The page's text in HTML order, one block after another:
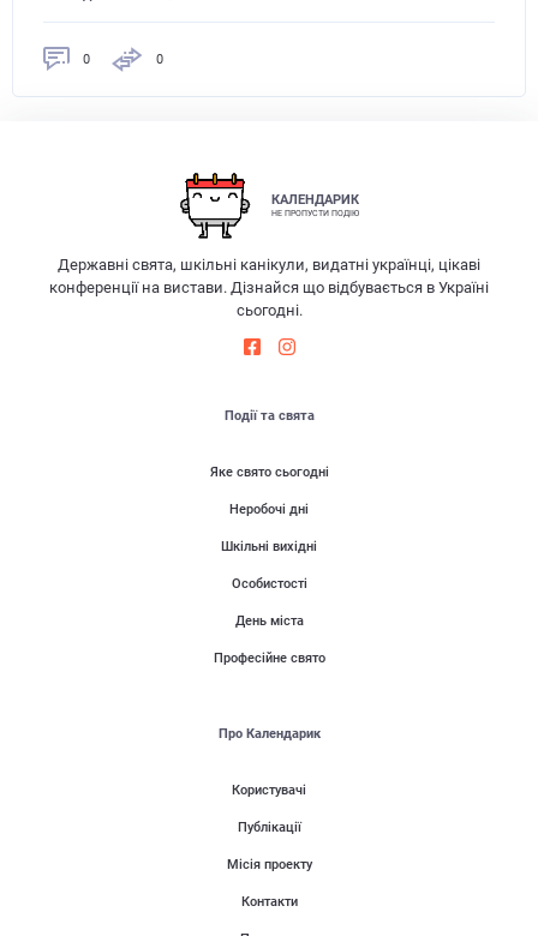
0 0
КАЛЕНДАРИК
НЕ ПРОПУСТИ ПОДІЮ
Державні свята, шкільні канікули, видатні українці, цікаві
конференції на вистави. Дізнайся що відбувається в Україні
сьогодні.
Події та свята
Яке свято сьогодні
Неробочі дні
Шкільні вихідні
Особистості
День міста
Професійне свято
Про Календарик
Користувачі
Публікації
Місія проекту
Контакти